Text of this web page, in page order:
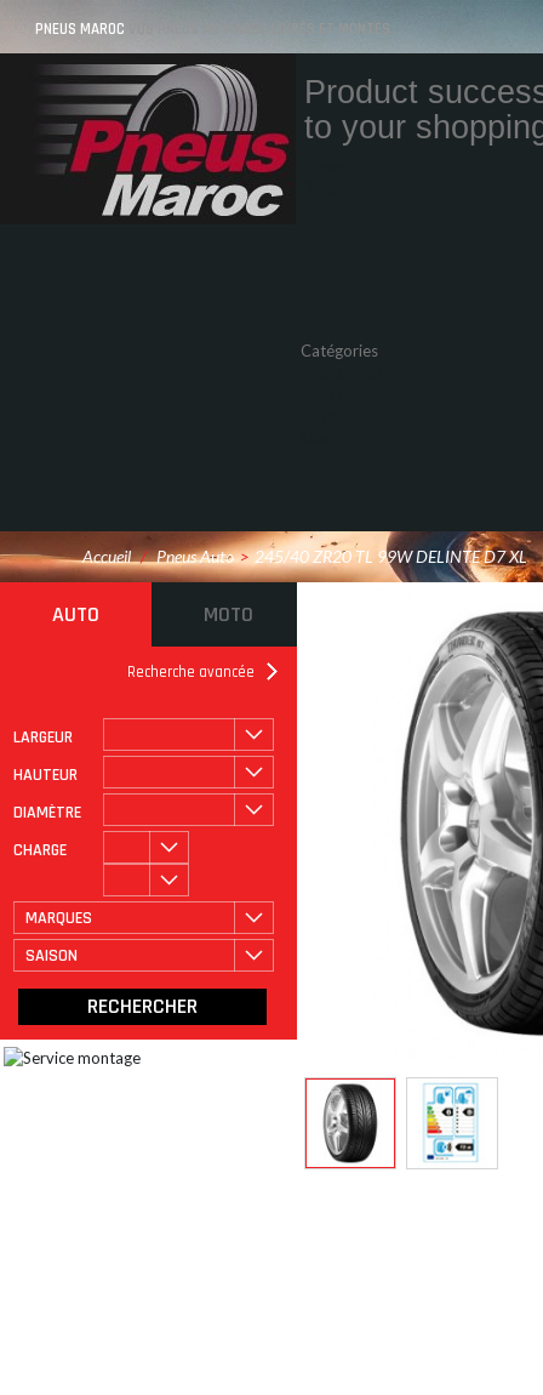
PNEUS MAROC VOS PNEUS AU MAROC LIVRÉS ET MONTÉS
Product
to your
Catégories
Accueil / Pneus Auto > 245/40 ZR20 TL 99W DELINTE D7 XL
AUTO MOTO
Recherche avancée
LARGEUR
HAUTEUR
DIAMÈTRE
CHARGE
MARQUES
SAISON
ROULAGE À PLAT